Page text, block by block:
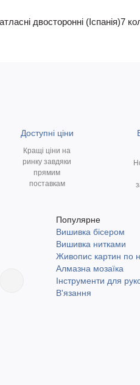
двосторонні (Іспанія)7
Доступні ціни
Кращі ціни на
ринку завдяки
прямим
поставкам
Популярне
Вишивка бісером
Вишивка нитками
Живопис картин по
Алмазна мозаїка
Інструменти для
В'язання